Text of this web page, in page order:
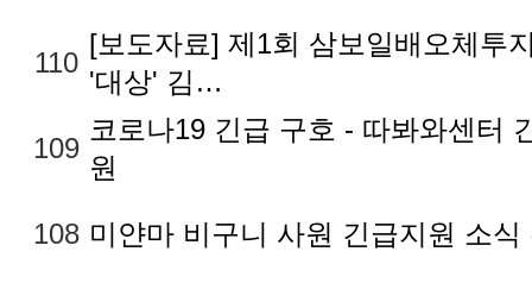
110
[보도자료] 제1회 삼보일배오체투
'대상' 김…
109
코로나19 긴급 구호 - 따봐와센터
원
108 미얀마 비구니 사원 긴급지원 소식